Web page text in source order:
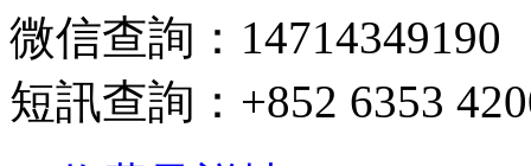
微信查詢：14714349190
短訊查詢：+852 6353